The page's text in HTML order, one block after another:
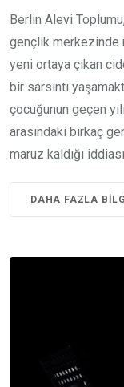
Berlin Alevi
gençlik merkezinde
yeni ortaya çıkan
bir sarsıntı
çocuğunun geçen
arasındaki birkaç
maruz kaldığı
DAHA FAZLA